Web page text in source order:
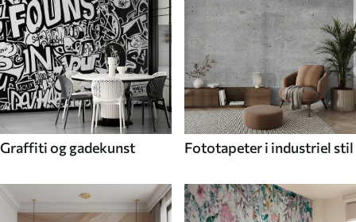
Graffiti og gadekunst Fototapeter i industriel stil